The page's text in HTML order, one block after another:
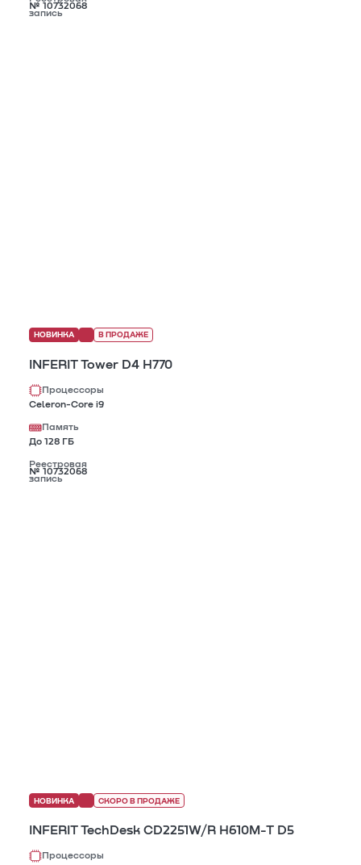
запись
№ 10732068
НОВИНКА В ПРОДАЖЕ
INFERIT Tower D4 H770
Процессоры
Celeron-Core i9
Память
До 128 ГБ
Реестровая
запись
№ 10732068
НОВИНКА СКОРО В ПРОДАЖЕ
INFERIT TechDesk CD2251W/R H610M-T D5
Процессоры